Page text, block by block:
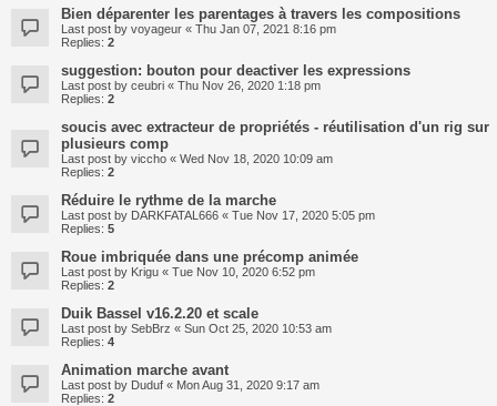
Bien déparenter les parentages à travers les compositions
Last post by voyageur « Thu Jan 07, 2021 8:16 pm
Replies: 2
suggestion: bouton pour deactiver les expressions
Last post by ceubri « Thu Nov 26, 2020 1:18 pm
Replies: 2
soucis avec extracteur de propriétés - réutilisation d'un rig sur
plusieurs comp
Last post by viccho « Wed Nov 18, 2020 10:09 am
Replies: 2
Réduire le rythme de la marche
Last post by DARKFATAL666 « Tue Nov 17, 2020 5:05 pm
Replies: 5
Roue imbriquée dans une précomp animée
Last post by Krigu « Tue Nov 10, 2020 6:52 pm
Replies: 2
Duik Bassel v16.2.20 et scale
Last post by SebBrz « Sun Oct 25, 2020 10:53 am
Replies: 4
Animation marche avant
Last post by Duduf « Mon Aug 31, 2020 9:17 am
Replies: 2